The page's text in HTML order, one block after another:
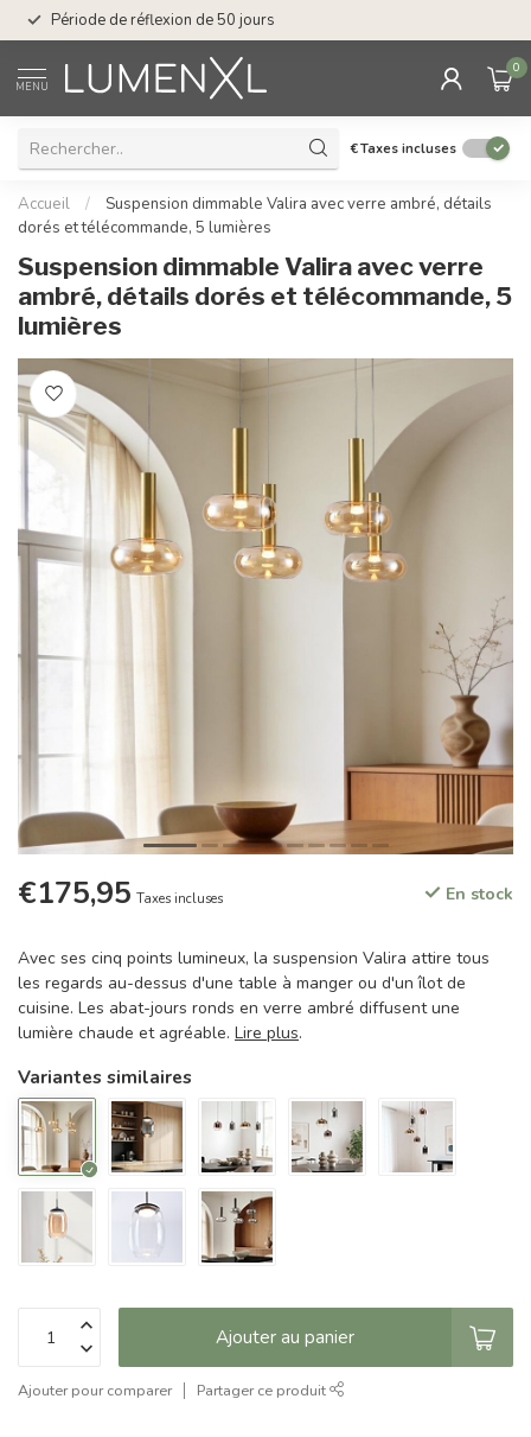
Période de réflexion de 50 jours
MENU
0
€Taxes incluses
Accueil /
Suspension dimmable Valira avec verre ambré, détails
dorés et télécommande, 5 lumières
Suspension dimmable Valira avec verre
ambré, détails dorés et télécommande, 5
lumières
€175,95 Taxes incluses En stock
Avec ses cinq points lumineux, la suspension Valira attire tous
les regards au-dessus d'une table à manger ou d'un îlot de
cuisine. Les abat-jours ronds en verre ambré diffusent une
lumière chaude et agréable. Lire plus.
Variantes similaires
Ajouter au panier
Ajouter pour comparer Partager ce produit